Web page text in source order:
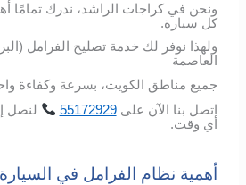
ونحن في كراجات الراشد، ندرك تمامًا
كل سيارة.
ولهذا نوفر لك خدمة تصليح الفرامل
العاصمة
جميع مناطق الكويت، بسرعة وكفاءة
اتصل بنا الآن على 55172929 لنصل
أي وقت.
أهمية نظام الفرامل في السيارة